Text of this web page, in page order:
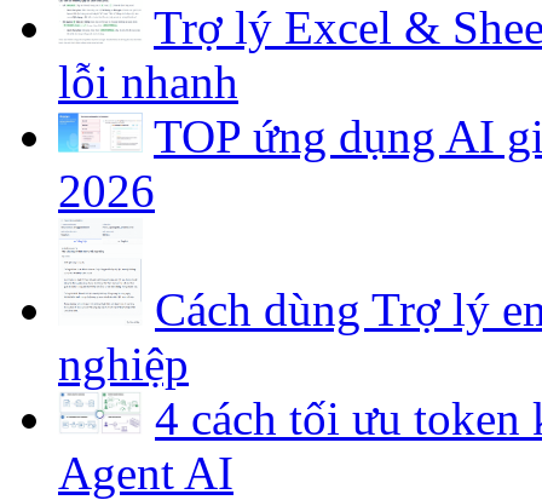
Trợ lý Excel &
lỗi nhanh
TOP ứng dụng AI
2026
Cách dùng Trợ lý
nghiệp
4 cách tối ưu
Agent AI